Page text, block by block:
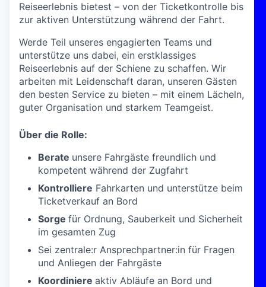
Reiseerlebnis bietest – von der Ticketkontrolle bis
zur aktiven Unterstützung während der Fahrt.
Werde Teil unseres engagierten Teams und
unterstütze uns dabei, ein erstklassiges
Reiseerlebnis auf der Schiene zu schaffen. Wir
arbeiten mit Leidenschaft daran, unseren Gästen
den besten Service zu bieten – mit einem Lächeln,
guter Organisation und starkem Teamgeist.
Über die Rolle:
Berate unsere Fahrgäste freundlich und
kompetent während der Zugfahrt
Kontrolliere Fahrkarten und unterstütze beim
Ticketverkauf an Bord
Sorge für Ordnung, Sauberkeit und Sicherheit
im gesamten Zug
Sei zentrale:r Ansprechpartner:in für Fragen
und Anliegen der Fahrgäste
Koordiniere aktiv Abläufe an Bord und